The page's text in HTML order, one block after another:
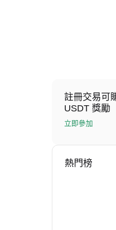
註冊交易可
USDT 獎勵
立即參加
熱門榜